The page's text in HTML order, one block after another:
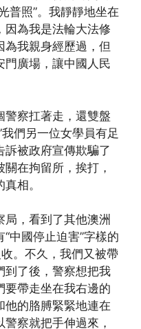
普照”。我靜靜地坐在
因為我是法輪大法修
為我親身經歷過，但
門廣場，讓中國人民
警察扛著走，還雙盤
們另一位女學員有足
訴被政府宣傳欺騙了
在拘留所，挨打，
相。
，看到了其他澳洲
中國停止迫害”字樣的
。不久，我們又被帶
到了後，警察想把我
要帶走坐在我右邊的
他的胳膊緊緊地連在
察就把手伸過來，